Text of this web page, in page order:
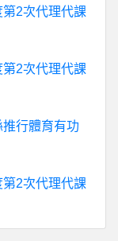
2次代理代課
2次代理代課
行體育有功
2次代理代課